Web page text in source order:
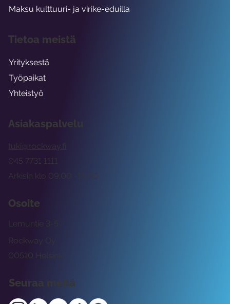
Asiakaspalvelu
tuki@rockway.fi
Arkisin klo 09:00 -15:00
045 7731 1111
Osoite
Rockway Oy
Lemuntie 3-5
00510 Helsinki
Seuraa meitä
Maksu kulttuuri- ja virike-eduilla
Tietoa meistä
Yrityksestä
Työpaikat
Yhteistyö